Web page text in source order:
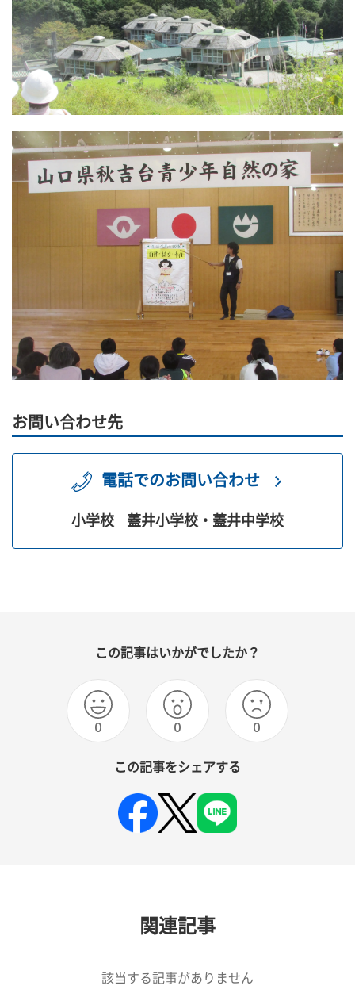
お問い合わせ先
電話でのお問い合わせ
小学校 蓋井小学校・蓋井中学校
この記事はいかがでしたか？
0 0 0
この記事をシェアする
関連記事
該当する記事がありません